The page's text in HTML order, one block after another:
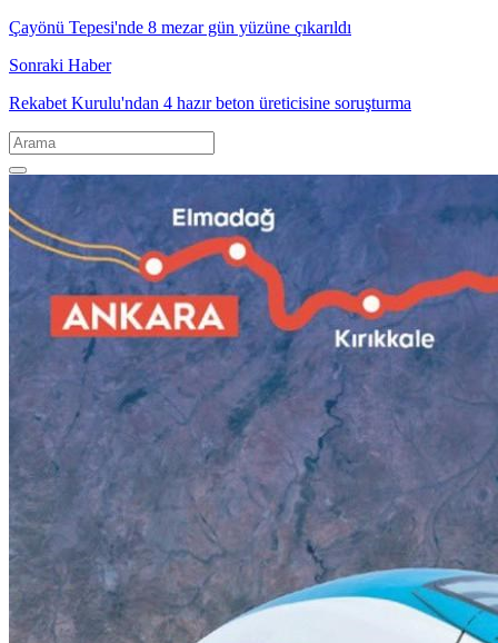
Çayönü Tepesi'nde 8 mezar gün yüzüne çıkarıldı
Sonraki Haber
Rekabet Kurulu'ndan 4 hazır beton üreticisine soruşturma